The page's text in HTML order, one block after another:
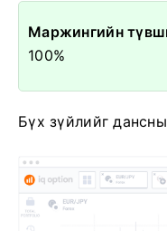
Маржингийн
100%
Бүх зүйлийг